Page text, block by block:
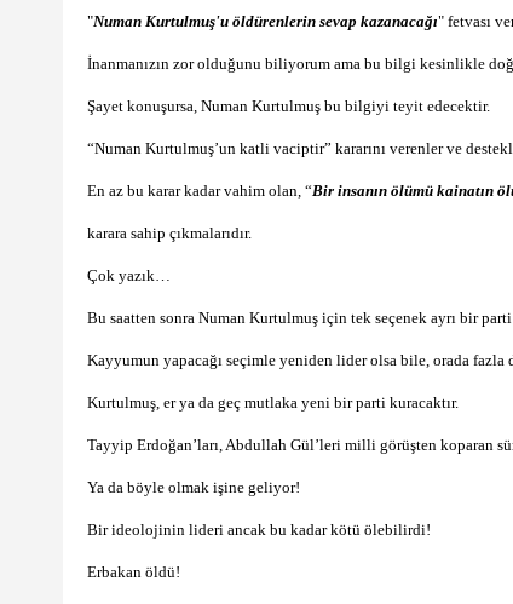
"Numan Kurtulmuş'u öldürenlerin sevap kazanacağı" fetvası
İnanmanızın zor olduğunu biliyorum ama bu bilgi kesinlikle
Şayet konuşursa, Numan Kurtulmuş bu bilgiyi teyit edecektir.
“Numan Kurtulmuş’un katli vaciptir” kararını verenler ve
En az bu karar kadar vahim olan, “Bir insanın ölümü kainatın
karara sahip çıkmalarıdır.
Çok yazık…
Bu saatten sonra Numan Kurtulmuş için tek seçenek ayrı bir parti
Kayyumun yapacağı seçimle yeniden lider olsa bile, orada fazla
Kurtulmuş, er ya da geç mutlaka yeni bir parti kuracaktır.
Tayyip Erdoğan’ları, Abdullah Gül’leri milli görüşten koparan
Ya da böyle olmak işine geliyor!
Bir ideolojinin lideri ancak bu kadar kötü ölebilirdi!
Erbakan öldü!